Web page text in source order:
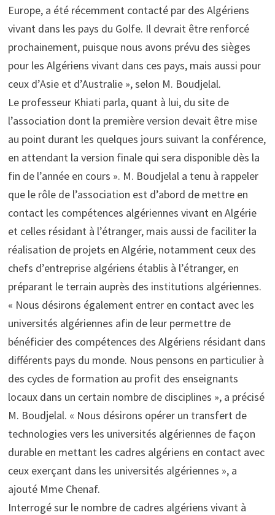
Europe, a été récemment contacté par des Algériens
vivant dans les pays du Golfe. Il devrait être renforcé
prochainement, puisque nous avons prévu des sièges
pour les Algériens vivant dans ces pays, mais aussi pour
ceux d’Asie et d’Australie », selon M. Boudjelal.
Le professeur Khiati parla, quant à lui, du site de
l’association dont la première version devait être mise
au point durant les quelques jours suivant la conférence,
en attendant la version finale qui sera disponible dès la
fin de l’année en cours ». M. Boudjelal a tenu à rappeler
que le rôle de l’association est d’abord de mettre en
contact les compétences algériennes vivant en Algérie
et celles résidant à l’étranger, mais aussi de faciliter la
réalisation de projets en Algérie, notamment ceux des
chefs d’entreprise algériens établis à l’étranger, en
préparant le terrain auprès des institutions algériennes.
« Nous désirons également entrer en contact avec les
universités algériennes afin de leur permettre de
bénéficier des compétences des Algériens résidant dans
différents pays du monde. Nous pensons en particulier à
des cycles de formation au profit des enseignants
locaux dans un certain nombre de disciplines », a précisé
M. Boudjelal. « Nous désirons opérer un transfert de
technologies vers les universités algériennes de façon
durable en mettant les cadres algériens en contact avec
ceux exerçant dans les universités algériennes », a
ajouté Mme Chenaf.
Interrogé sur le nombre de cadres algériens vivant à